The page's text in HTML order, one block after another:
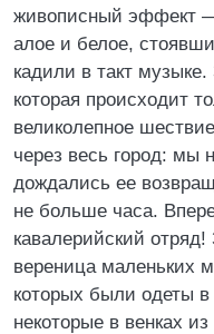
живописный эффект
алое и белое,
кадили в такт
которая происходит
великолепное
через весь город: мы
дождались ее
не больше часа.
кавалерийский
вереница маленьких
которых были одеты
некоторые в венках